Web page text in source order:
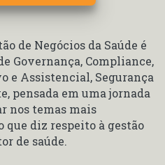
de Negócios da Saúde é
Governança, Compliance,
e Assistencial, Segurança
pensada em uma jornada
nos temas mais
diz respeito à gestão
de saúde.